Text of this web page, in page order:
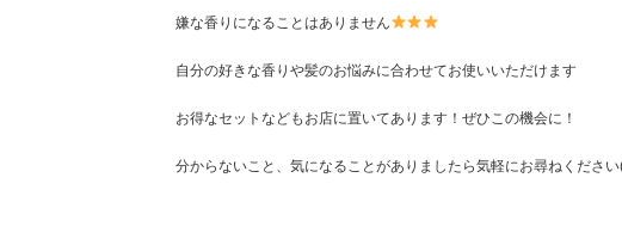
嫌な香りになることはありません
自分の好きな香りや髪のお悩みに合わせてお使いいただけます
お得なセットなどもお店に置いてあります！ぜひこの機会に！
分からないこと、気になることがありましたら気軽にお尋ねくださ